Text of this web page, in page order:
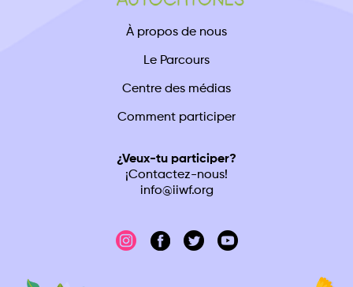
À propos de nous
Le Parcours
Centre des médias
Comment participer
¿Veux-tu participer?
¡Contactez-nous!
info@iiwf.org